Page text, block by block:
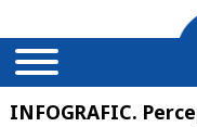
INFOGRAFIC.